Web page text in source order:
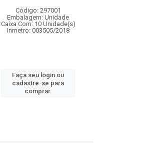
Código: 297001
Embalagem: Unidade
Caixa Com: 10 Unidade(s)
Inmetro: 003505/2018
Faça seu login ou
cadastre-se para
comprar.